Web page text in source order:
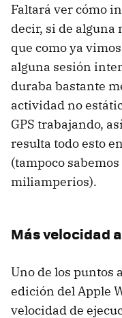
Faltará ver cómo
decir, si de alguna
que como ya
alguna sesión
duraba bastante
actividad no
GPS trabajando,
resulta todo esto
(tampoco
miliamperios).
Más velocidad
Uno de los puntos
edición del Apple
velocidad de